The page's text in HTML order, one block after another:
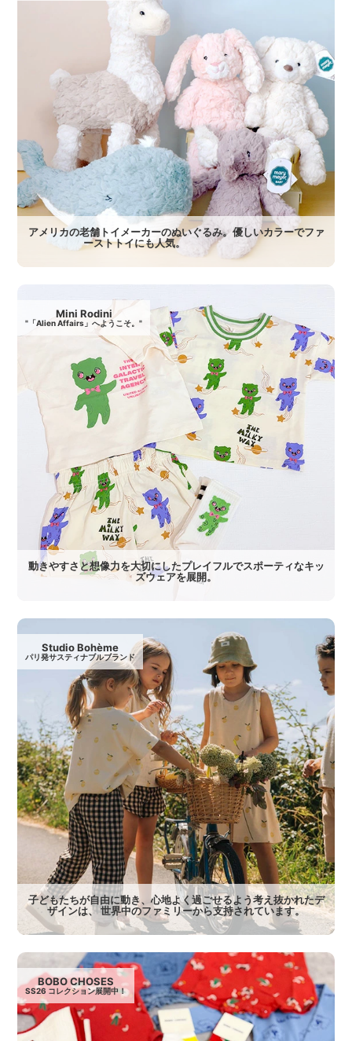
アメリカの老舗トイメーカーのぬいぐるみ。優しいカラーでファ
ーストトイにも人気。
Mini Rodini
"「Alien Affairs」へようこそ。"
動きやすさと想像力を大切にしたプレイフルでスポーティなキッ
ズウェアを展開。
Studio Bohème
パリ発サスティナブルブランド
子どもたちが自由に動き、心地よく過ごせるよう考え抜かれたデ
ザインは、 世界中のファミリーから支持されています。
BOBO CHOSES
SS26 コレクション展開中！